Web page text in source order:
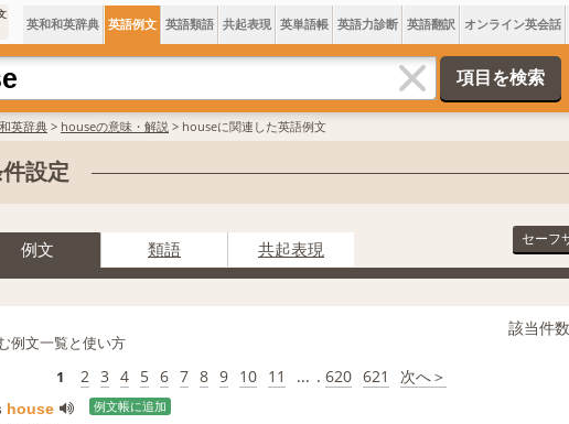
英和和英辞典 英語例文 英語類語 共起表現 英単語帳 英語力診断 英語翻訳 オンライン英会話
英辞典 > houseの意味・解説 > houseに関連した英語例文
設定
セーフ
例文 類語 共起表現
例文一覧と使い方
該当件
1 2 3 4 5 6 7 8 9 10 11 ... . 620 621 次へ＞
house 例文帳に追加